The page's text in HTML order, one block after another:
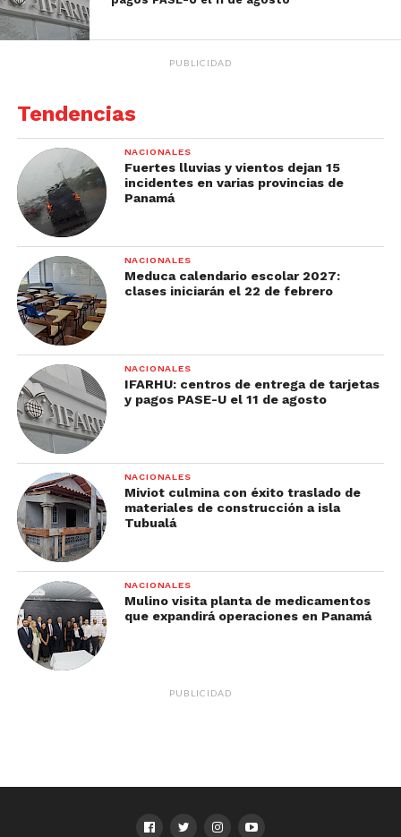
PUBLICIDAD
Tendencias
NACIONALES
Fuertes lluvias y vientos dejan 15
incidentes en varias provincias de
Panamá
NACIONALES
Meduca calendario escolar 2027:
clases iniciarán el 22 de febrero
NACIONALES
IFARHU: centros de entrega de tarjetas
y pagos PASE-U el 11 de agosto
NACIONALES
Miviot culmina con éxito traslado de
materiales de construcción a isla
Tubualá
NACIONALES
Mulino visita planta de medicamentos
que expandirá operaciones en Panamá
PUBLICIDAD